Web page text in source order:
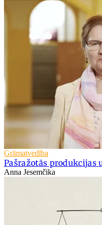
Grāmatvedība
Pašražotās produkcijas
Anna Jesemčika